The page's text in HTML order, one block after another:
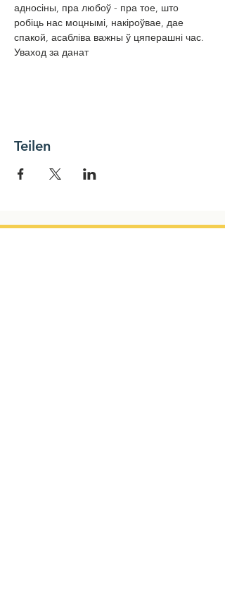
адносіны, пра любоў - пра тое, што
робіць нас моцнымі, накіроўвае, дае
спакой, асабліва важны ў цяперашні час.
Уваход за данат
Teilen